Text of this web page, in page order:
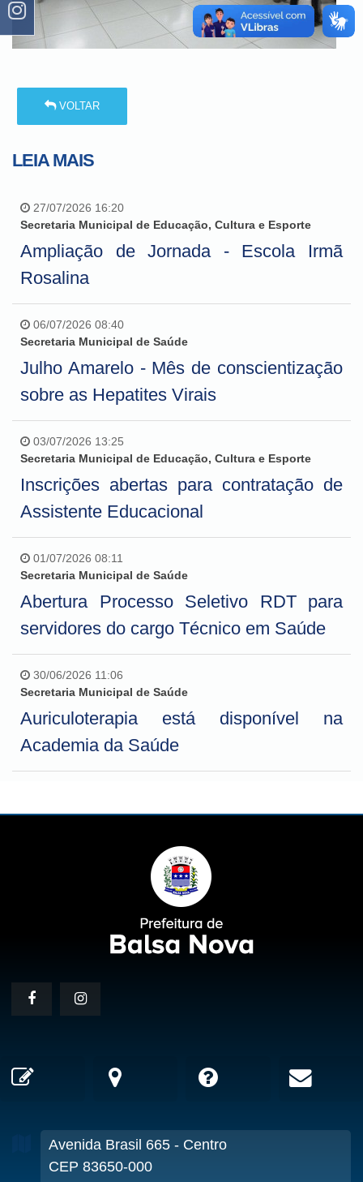
VOLTAR
LEIA MAIS
27/07/2026 16:20
Secretaria Municipal de Educação, Cultura e Esporte
Ampliação de Jornada - Escola Irmã
Rosalina
06/07/2026 08:40
Secretaria Municipal de Saúde
Julho Amarelo - Mês de conscientização
sobre as Hepatites Virais
03/07/2026 13:25
Secretaria Municipal de Educação, Cultura e Esporte
Inscrições abertas para contratação de
Assistente Educacional
01/07/2026 08:11
Secretaria Municipal de Saúde
Abertura Processo Seletivo RDT para
servidores do cargo Técnico em Saúde
30/06/2026 11:06
Secretaria Municipal de Saúde
Auriculoterapia está disponível na
Academia da Saúde
Avenida Brasil 665 - Centro
CEP 83650-000